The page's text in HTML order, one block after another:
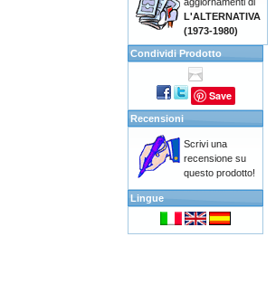
L'ALTERNATIVA
(1973-1980)
Condividi Prodotto
Save
Recensioni
Scrivi una
recensione su
questo prodotto!
Lingue